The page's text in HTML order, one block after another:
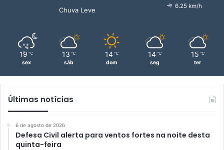
Chuva Leve
6.25 km/h
19 ℃
sex
13 ℃
sáb
14 ℃
dom
14 ℃
seg
15 ℃
ter
Últimas notícias
6 de agosto de 2026
Defesa Civil alerta para ventos fortes na noite desta
quinta-feira